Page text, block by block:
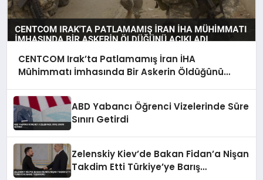
CENTCOM Irak’ta Patlamamış İran İHA
Mühimmatı İmhasında Bir Askerin Öldüğünü
ABD Yabancı Öğrenci Vizelerinde Süre
Sınırı Getirdi
Zelenskiy Kiev’de Bakan Fidan’a Nişan
Takdim Etti Türkiye’ye Barış